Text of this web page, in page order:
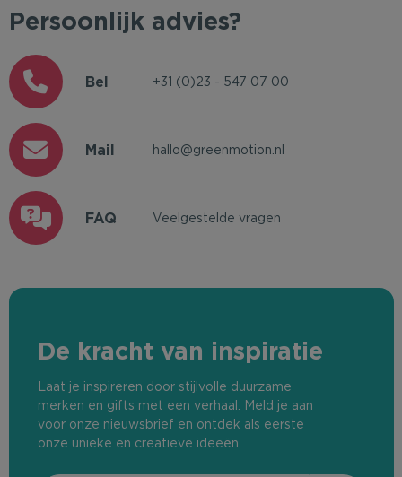
Persoonlijk advies?
Bel +31 (0)23 - 547 07 00
Mail hallo@greenmotion.nl
FAQ Veelgestelde vragen
De kracht van inspiratie
Laat je inspireren door stijlvolle duurzame
merken en gifts met een verhaal. Meld je aan
voor onze nieuwsbrief en ontdek als eerste
onze unieke en creatieve ideeën.